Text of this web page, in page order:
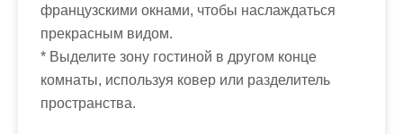
французскими окнами, чтобы наслаждаться
прекрасным видом.
* Выделите зону гостиной в другом конце
комнаты, используя ковер или разделитель
пространства.